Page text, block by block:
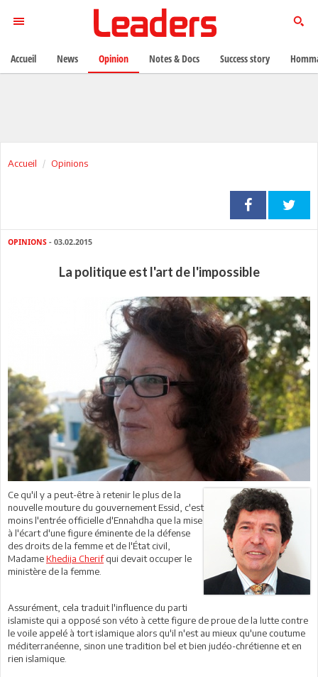
Accueil Opinions
OPINIONS - 03.02.2015
La politique est l'art de l'impossible
Ce qu'il y a peut-être à retenir le plus de la
nouvelle mouture du gouvernement Essid, c'est
moins l'entrée officielle d'Ennahdha que la mise
à l'écart d'une figure éminente de la défense
des droits de la femme et de l'État civil,
MadameKhedija Cherifqui devait occuper le
ministère de la femme.
Assurément, cela traduit l'influence du parti
islamiste qui a opposé son véto à cette figure de proue de la lutte contre
le voile appelé à tort islamique alors qu'il n'est au mieux qu'une coutume
méditerranéenne, sinon une tradition bel et bien judéo-chrétienne et en
rien islamique.
Accueil News Opinion Notes & Docs Success story